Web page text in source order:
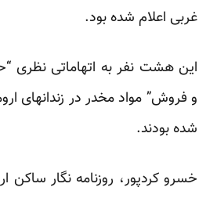
غربی اعلام شده بود.
این هشت نفر به اتهاماتی نظری
و فروش” مواد مخدر در زندانهای
شده بودند.
خسرو کردپور، روزنامه نگار ساکن